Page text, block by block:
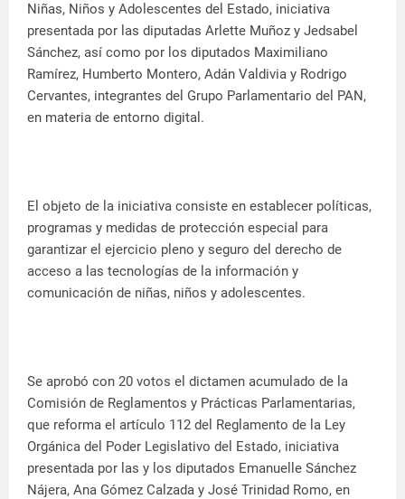
Niñas, Niños y Adolescentes del Estado, iniciativa
presentada por las diputadas Arlette Muñoz y Jedsabel
Sánchez, así como por los diputados Maximiliano
Ramírez, Humberto Montero, Adán Valdivia y Rodrigo
Cervantes, integrantes del Grupo Parlamentario del PAN,
en materia de entorno digital.
El objeto de la iniciativa consiste en establecer políticas,
programas y medidas de protección especial para
garantizar el ejercicio pleno y seguro del derecho de
acceso a las tecnologías de la información y
comunicación de niñas, niños y adolescentes.
Se aprobó con 20 votos el dictamen acumulado de la
Comisión de Reglamentos y Prácticas Parlamentarias,
que reforma el artículo 112 del Reglamento de la Ley
Orgánica del Poder Legislativo del Estado, iniciativa
presentada por las y los diputados Emanuelle Sánchez
Nájera, Ana Gómez Calzada y José Trinidad Romo, en